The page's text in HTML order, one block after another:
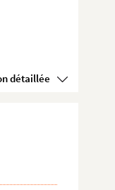
Voir la présentation détaillée